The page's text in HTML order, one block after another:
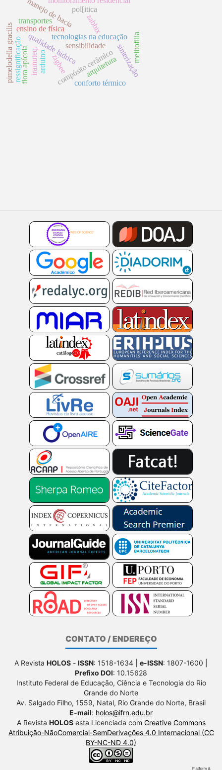
ensino de física
qualidade hídrica
manejo de bacia
tecnologias na educação
compósito cerâmicosinterização
zigbee
zabbix
pol[itica
ressignificação
pimelodella gracilis sensibilidade
transportes
iramuteq.
flora apícola melitofilia
arquitetura
conforto térmico
arduino
CONTATO / ENDEREÇO
A Revista HOLOS - ISSN: 1518-1634 | e-ISSN: 1807-1600 |
Prefixo DOI: 10.15628
Instituto Federal de Educação, Ciência e Tecnologia do Rio
Grande do Norte
Av. Salgado Filho, 1559, Natal, Rio Grande do Norte, Brasil
E-mail: holos@ifrn.edu.br
A Revista HOLOSesta Licenciada com Creative Commons
Atribuição-NãoComercial-SemDerivações 4.0 Internacional (CC
BY-NC-ND 4.0)